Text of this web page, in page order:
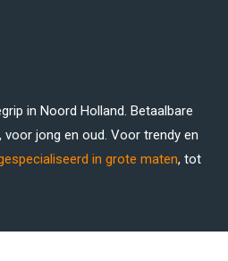
in Noord Holland. Betaalbare
jong en oud. Voor trendy en
in grote maten, tot